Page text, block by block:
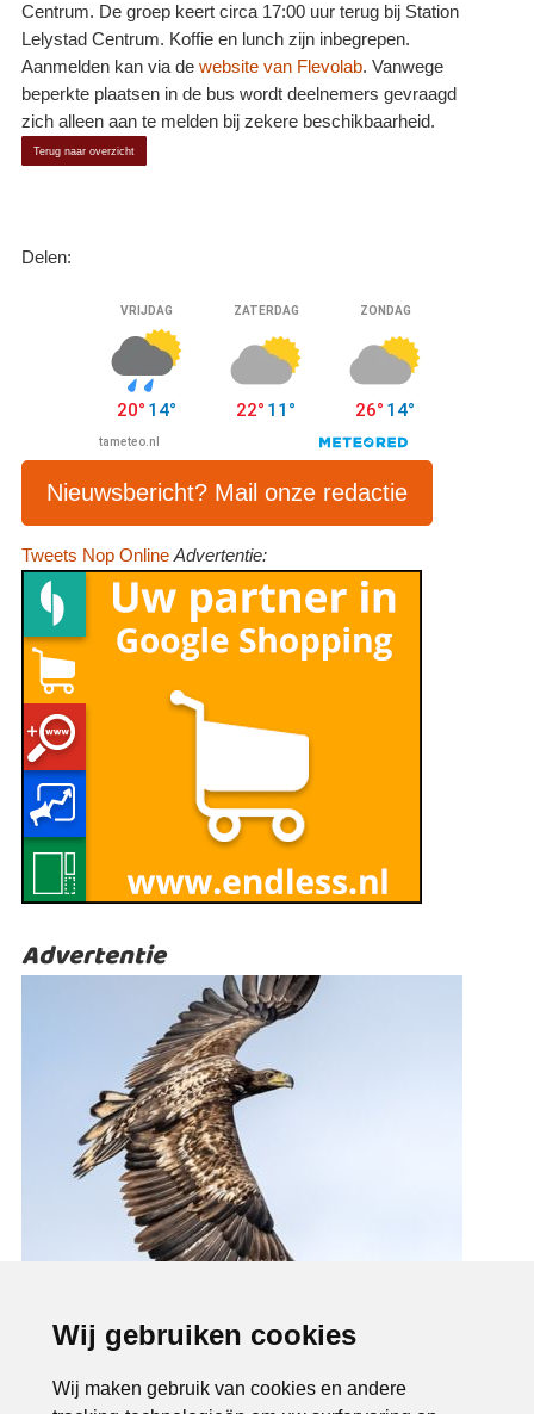
Wij gebruiken cookies
Wij maken gebruik van cookies en andere
Centrum. De groep keert circa 17:00 uur terug bij Station
Lelystad Centrum. Koffie en lunch zijn inbegrepen.
Aanmelden kan via dewebsite van Flevolab. Vanwege
beperkte plaatsen in de bus wordt deelnemers gevraagd
zich alleen aan te melden bij zekere beschikbaarheid.
Terug naar overzicht
Delen:
Nieuwsbericht? Mail onze redactie
Tweets Nop Online Advertentie:
Advertentie